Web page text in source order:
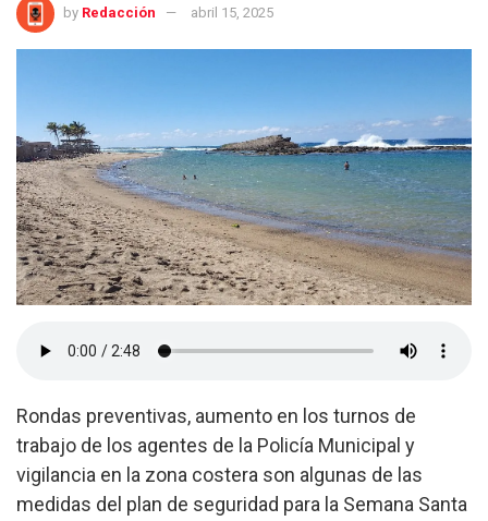
by Redacción abril 15, 2025
Rondas preventivas, aumento en los turnos de
trabajo de los agentes de la Policía Municipal y
vigilancia en la zona costera son algunas de las
medidas del plan de seguridad para la Semana Santa